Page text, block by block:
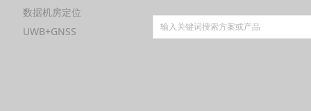
数据机房定位
UWB+GNSS